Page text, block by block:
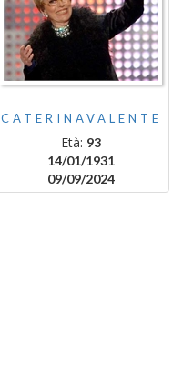
CATERINAVALENTE
Età: 93
14/01/1931
09/09/2024